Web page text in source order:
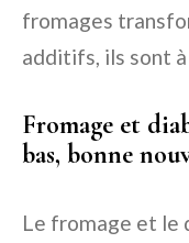
fromages
additifs, ils sont à
Fromage et
bas, bonne
Le fromage et le